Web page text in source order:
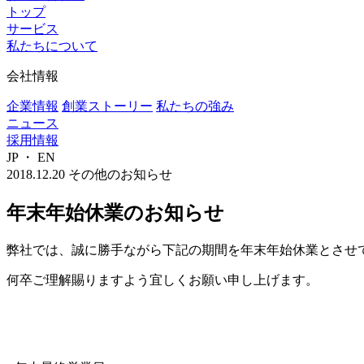
トップ
サービス
私たちについて
会社情報
企業情報 創業ストーリー 私たちの強み
ニュース
採用情報
JP
・ EN
2018.12.20 その他のお知らせ
年末年始休業のお知らせ
弊社では、誠に勝手ながら下記の期間を年末年始休業とさせ
何卒ご理解賜りますよう宜しくお願い申し上げます。